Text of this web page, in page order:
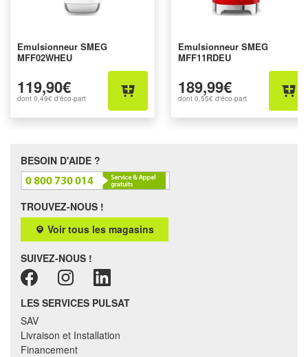
Emulsionneur SMEG
MFF02WHEU
119,90€
dont 0,49€ d'éco-part
Emulsionneur SMEG
MFF11RDEU
189,99€
dont 0,55€ d'éco-part
BESOIN D'AIDE ?
TROUVEZ-NOUS !
Voir tous les magasins
SUIVEZ-NOUS !
LES SERVICES PULSAT
SAV
Livraison et Installation
Financement